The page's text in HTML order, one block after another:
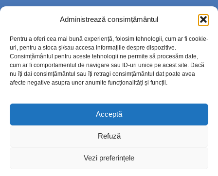
Administrează consimțământul
Pentru a oferi cea mai bună experiență, folosim tehnologii, cum ar fi cookie-
uri, pentru a stoca și/sau accesa informațiile despre dispozitive.
Consimțământul pentru aceste tehnologii ne permite să procesăm date,
cum ar fi comportamentul de navigare sau ID-uri unice pe acest site. Dacă
nu îți dai consimțământul sau îți retragi consimțământul dat poate avea
afecte negative asupra unor anumite funcționalități și funcții.
Acceptă
Refuză
Vezi preferințele
Contact
Politica de confidențialitate
Politică cookie-uri (UE)